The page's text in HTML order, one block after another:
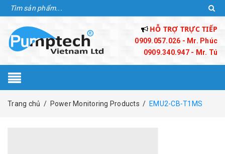
HỖ TRỢ TRỰC TIẾP
0909.057.026 - Mr. Phúc
0909.340.947 - Mr. Tú
Trang chủ / Power Monitoring Products / EMU2-CB-T1MS